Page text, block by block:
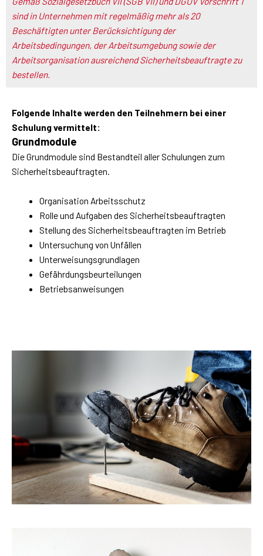
sind in Unternehmen mit regelmäßig mehr als 20
Beschäftigten unter Berücksichtigung der
Arbeitsbedingungen, der Arbeitsumgebung sowie der
Arbeitsorganisation ausreichend Sicherheitsbeauftragte zu
bestellen.
Folgende Inhalte werden den Teilnehmern bei einer
Schulung vermittelt:
Grundmodule
Die Grundmodule sind Bestandteil aller Schulungen zum
Sicherheitsbeauftragten.
Organisation Arbeitsschutz
Rolle und Aufgaben des Sicherheitsbeauftragten
Stellung des Sicherheitsbeauftragten im Betrieb
Untersuchung von Unfällen
Unterweisungsgrundlagen
Gefährdungsbeurteilungen
Betriebsanweisungen